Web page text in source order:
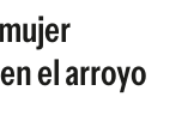
el arroyo